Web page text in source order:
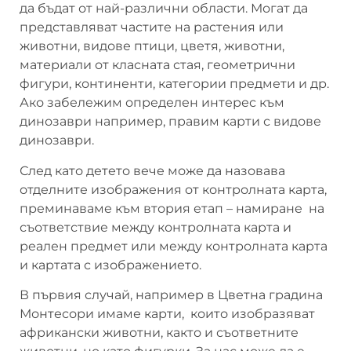
да бъдат от най-различни области. Могат да
представляват частите на растения или
животни, видове птици, цветя, животни,
материали от класната стая, геометрични
фигури, континенти, категории предмети и др.
Ако забележим определен интерес към
динозаври например, правим карти с видове
динозаври.
След като детето вече може да назовава
отделните изображения от контролната карта,
преминаваме към втория етап – намиране на
съответствие между контролната карта и
реален предмет или между контролната карта
и картата с изображението.
В първия случай, например в Цветна градина
Монтесори имаме карти, които изобразяват
африкански животни, както и съответните